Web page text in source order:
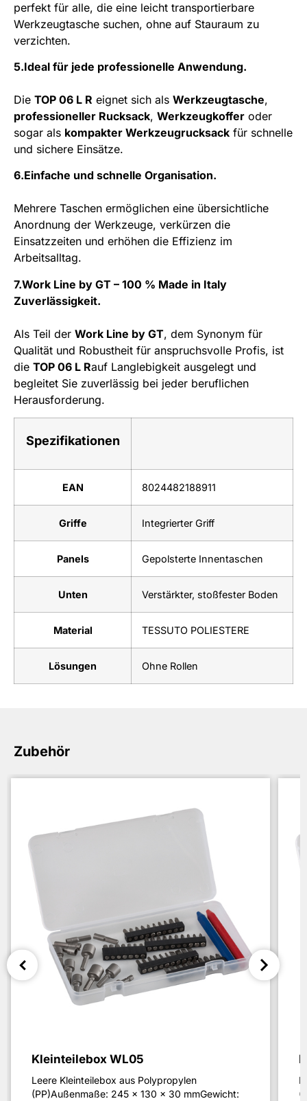
perfekt für alle, die eine leicht transportierbare
Werkzeugtasche suchen, ohne auf Stauraum zu
verzichten.
5.Ideal für jede professionelle Anwendung.
Die TOP 06 L R eignet sich als Werkzeugtasche,
professioneller Rucksack, Werkzeugkoffer oder
sogar als kompakter Werkzeugrucksack für schnelle
und sichere Einsätze.
6.Einfache und schnelle Organisation.
Mehrere Taschen ermöglichen eine übersichtliche
Anordnung der Werkzeuge, verkürzen die
Einsatzzeiten und erhöhen die Effizienz im
Arbeitsalltag.
7.Work Line by GT – 100 % Made in Italy
Zuverlässigkeit.
Als Teil der Work Line by GT, dem Synonym für
Qualität und Robustheit für anspruchsvolle Profis, ist
die TOP 06 L Rauf Langlebigkeit ausgelegt und
begleitet Sie zuverlässig bei jeder beruflichen
Herausforderung.
Spezifikationen
EAN 8024482188911
Griffe Integrierter Griff
Panels Gepolsterte Innentaschen
Unten Verstärkter, stoßfester Boden
Material TESSUTO POLIESTERE
Lösungen Ohne Rollen
Zubehör
Kleinteilebox WL05
Leere Kleinteilebox aus Polypropylen
(PP)Außenmaße: 245 × 130 × 30 mmGewicht: